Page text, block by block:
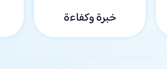
خبرة وكفاءة